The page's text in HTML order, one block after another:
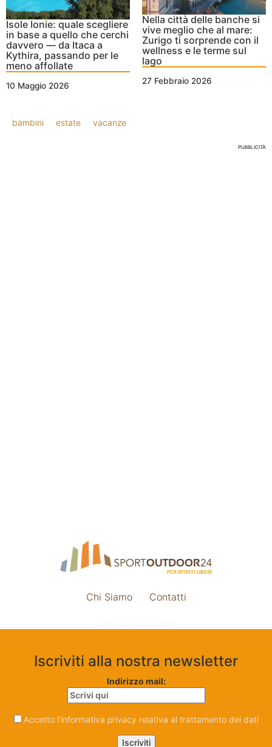
Isole Ionie: quale scegliere
in base a quello che cerchi
davvero — da Itaca a
Kythira, passando per le
meno affollate
10 Maggio 2026
Nella città delle banche si
vive meglio che al mare:
Zurigo ti sorprende con il
wellness e le terme sul
lago
27 Febbraio 2026
bambini estate vacanze
PUBBLICITÀ
Chi Siamo Contatti
Iscriviti alla nostra newsletter
Indirizzo mail:
Accetto l'informativa privacy relativa al trattamento dei dati